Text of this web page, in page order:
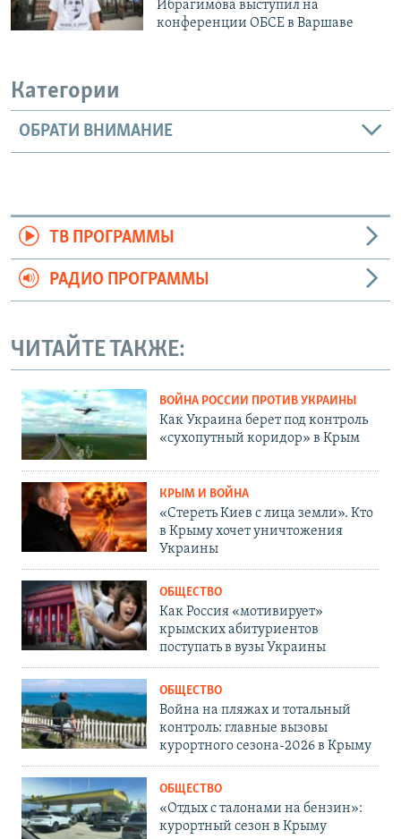
Ибрагимова выступил на
конференции ОБСЕ в Варшаве
Категории
ОБРАТИ ВНИМАНИЕ
ТВ ПРОГРАММЫ
РАДИО ПРОГРАММЫ
ЧИТАЙТЕ ТАКЖЕ:
ВОЙНА РОССИИ ПРОТИВ УКРАИНЫ
Как Украина берет под контроль
«сухопутный коридор» в Крым
КРЫМ И ВОЙНА
«Стереть Киев с лица земли». Кто
в Крыму хочет уничтожения
Украины
ОБЩЕСТВО
Как Россия «мотивирует»
крымских абитуриентов
поступать в вузы Украины
ОБЩЕСТВО
Война на пляжах и тотальный
контроль: главные вызовы
курортного сезона-2026 в Крыму
ОБЩЕСТВО
«Отдых с талонами на бензин»:
курортный сезон в Крыму